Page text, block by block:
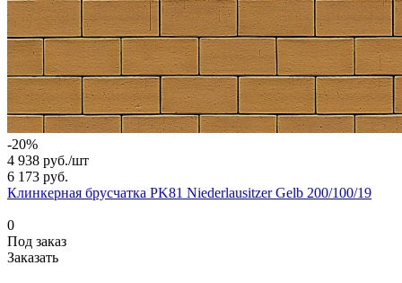
-20%
4 938 руб./шт
6 173 руб.
Клинкерная брусчатка PK81 Niederlausitzer Gelb 200/100/19
0
Под заказ
Заказать